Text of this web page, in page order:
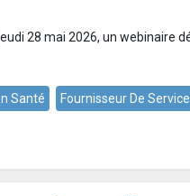
28 mai 2026, un webinaire
Santé
Fournisseur De